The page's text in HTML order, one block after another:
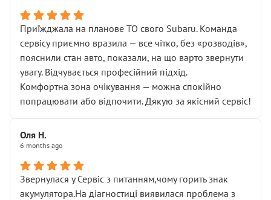
Приїжджала на планове ТО свого Subaru. Команда
сервісу приємно вразила — все чітко, без «розводів»,
пояснили стан авто, показали, на що варто звернути
увагу. Відчувається професійний підхід.
Комфортна зона очікування — можна спокійно
попрацювати або відпочити. Дякую за якісний сервіс!
Оля Н.
6 months ago
Звернулася у Сервіс з питанням,чому горить знак
акумулятора.На діагностиці виявилася проблема з